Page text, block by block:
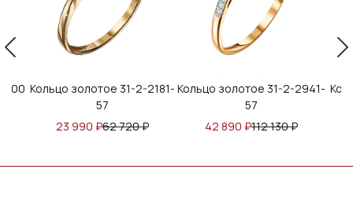
31-2-2181-Кольцо золотое 31-2-2941-
42 890
Кольцо золотое 31-
49 991₽